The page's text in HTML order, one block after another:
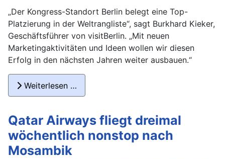
„Der Kongress-Standort Berlin belegt eine Top-
Platzierung in der Weltrangliste“, sagt Burkhard Kieker,
Geschäftsführer von visitBerlin. „Mit neuen
Marketingaktivitäten und Ideen wollen wir diesen
Erfolg in den nächsten Jahren weiter ausbauen.“
Weiterlesen …
Qatar Airways fliegt dreimal
wöchentlich nonstop nach
Mosambik